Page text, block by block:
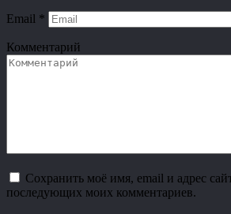
Email *
Комментарий
Сохранить моё имя, email и адрес
последующих моих комментариев.